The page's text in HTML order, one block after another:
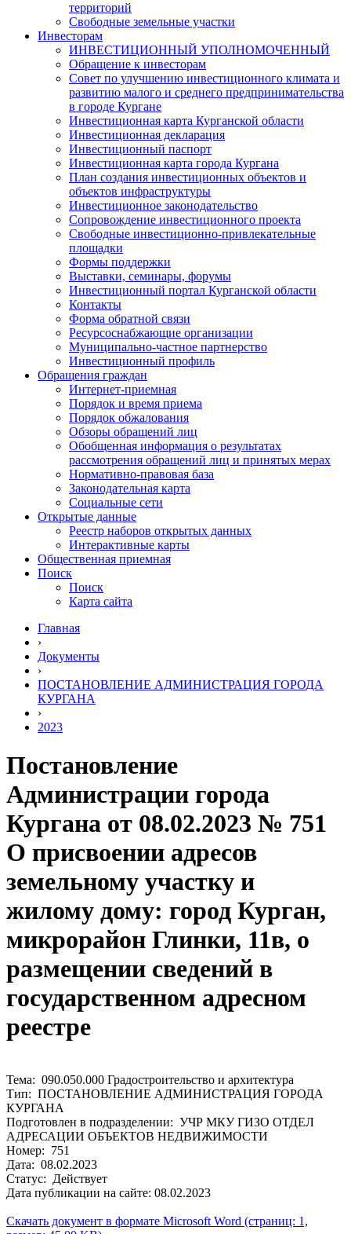
территорий
Свободные земельные участки
Инвесторам
ИНВЕСТИЦИОННЫЙ УПОЛНОМОЧЕННЫЙ
Обращение к инвесторам
Совет по улучшению инвестиционного климата и
развитию малого и среднего предпринимательства
в городе Кургане
Инвестиционная карта Курганской области
Инвестиционная декларация
Инвестиционный паспорт
Инвестиционная карта города Кургана
План создания инвестиционных объектов и
объектов инфраструктуры
Инвестиционное законодательство
Сопровождение инвестиционного проекта
Свободные инвестиционно-привлекательные
площадки
Формы поддержки
Выставки, семинары, форумы
Инвестиционный портал Курганской области
Контакты
Форма обратной связи
Ресурсоснабжающие организации
Муниципально-частное партнерство
Инвестиционный профиль
Обращения граждан
Интернет-приемная
Порядок и время приема
Порядок обжалования
Обзоры обращений лиц
Обобщенная информация о результатах
рассмотрения обращений лиц и принятых мерах
Нормативно-правовая база
Законодательная карта
Социальные сети
Открытые данные
Реестр наборов открытых данных
Интерактивные карты
Общественная приемная
Поиск
Поиск
Карта сайта
Главная
›
Документы
›
ПОСТАНОВЛЕНИЕ АДМИНИСТРАЦИЯ ГОРОДА
КУРГАНА
›
2023
Постановление
Администрации города
Кургана от 08.02.2023 № 751
О присвоении адресов
земельному участку и
жилому дому: город Курган,
микрорайон Глинки, 11в, о
размещении сведений в
государственном адресном
реестре
Тема: 090.050.000 Градостроительство и архитектура
Тип: ПОСТАНОВЛЕНИЕ АДМИНИСТРАЦИЯ ГОРОДА
КУРГАНА
Подготовлен в подразделении: УЧР МКУ ГИЗО ОТДЕЛ
АДРЕСАЦИИ ОБЪЕКТОВ НЕДВИЖИМОСТИ
Номер: 751
Дата: 08.02.2023
Статус: Действует
Дата публикации на сайте: 08.02.2023
Скачать документ в формате Microsoft Word (страниц: 1,